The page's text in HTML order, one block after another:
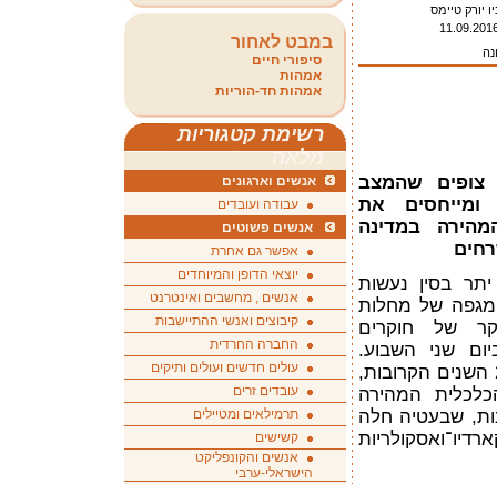
יורק טיימס
צופים שהמצב
ומייחסים את
במדינה
בסין נעשות
מגפה של מחלות
של חוקרים
שני השבוע.
המחקר צופה שמצב זה יחמיר ב-20 השנים הקרובות,
המהירה
האחרונות, שבעטיה חלה
במבט לאחור
סיפורי חיים
אמהות
אמהות חד-הוריות
רשימת קטגוריות
מלאה
אנשים וארגונים
עבודה ועובדים
אנשים פשוטים
אפשר גם אחרת
יוצאי הדופן והמיוחדים
אנשים , מחשבים ואינטרנט
קיבוצים ואנשי ההתיישבות
החברה החרדית
עולים חדשים ועולים ותיקים
עובדים זרים
תרמילאים ומטיילים
קשישים
אנשים והקונפליקט
הישראלי-ערבי